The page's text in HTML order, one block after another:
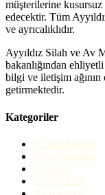
müşterilerine
edecektir. Tüm
ve ayrıcalıklıdır.
Ayyıldız Silah ve Av
bakanlığından
bilgi ve iletişim
getirmektedir.
Kategoriler
Airsoft Mermi
Askı Kayışları
Av Botu
Av Fişekleri